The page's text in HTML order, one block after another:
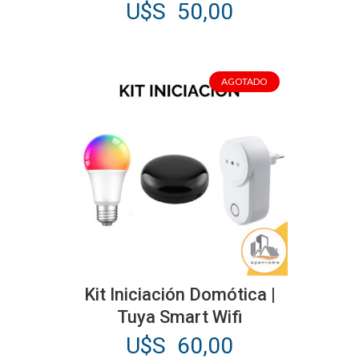
U$S 50,00
AGOTADO
Kit Iniciación Domótica |
Tuya Smart Wifi
U$S 60,00